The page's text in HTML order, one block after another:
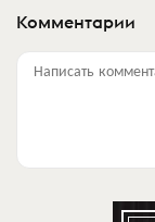
Комментарии
Написать